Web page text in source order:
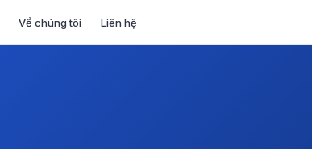
Về chúng tôi Liên hệ